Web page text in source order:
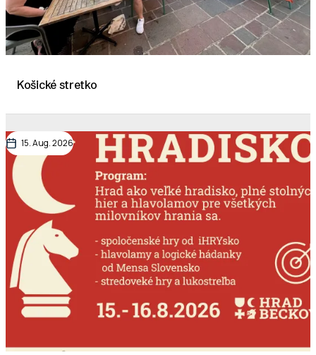
Košické stretko
15. Aug. 2026